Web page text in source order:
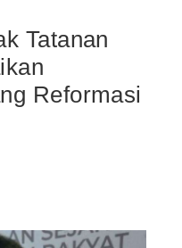
Tatanan
Reformasi